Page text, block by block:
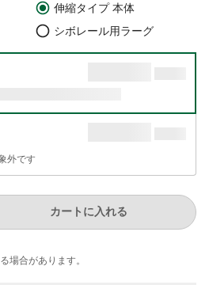
伸縮タイプ 本体
シボレール用ラーグ
外です
カートに入れる
場合が​あります。